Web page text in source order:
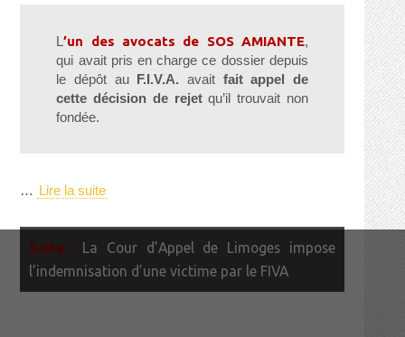
L’un des avocats de SOS AMIANTE,
qui avait pris en charge ce dossier depuis
le dépôt au F.I.V.A. avait fait appel de
cette décision de rejetqu’il trouvait non
fondée.
… Lire la suite
La Cour d’Appel de Limoges impose
l’indemnisation d’une victime par le FIVA